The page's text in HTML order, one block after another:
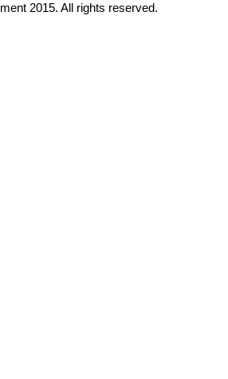
2015. All rights reserved.